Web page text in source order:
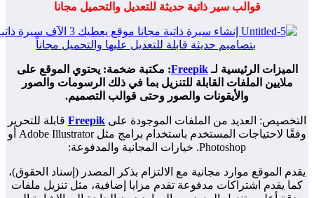
قوالب سير ذاتية حديثة للتعديل والتحميل مجانا
الميزات الرئيسية لـFreepik: مكتبة ضخمة: يحتوي الموقع على
ملايين الملفات القابلة للتنزيل بما في ذلك الرسومات والصور
والأيقونات والصور وحتى قوالب التصميم.
العديد من الملفات الموجودة علىFreepikقابلة للتحرير
وفقًا لاحتياجات المستخدم باستخدام برامج مثل Adobe Illustrator أو
Photoshop. خيارات المجانية والمدفوعة:
الموقع موارد مجانية مع الالتزام بذكر المصدر (إسناد الحقوق)،
يقدم اشتراكات مدفوعة تقدم مزايا إضافية، مثل تنزيل ملفات